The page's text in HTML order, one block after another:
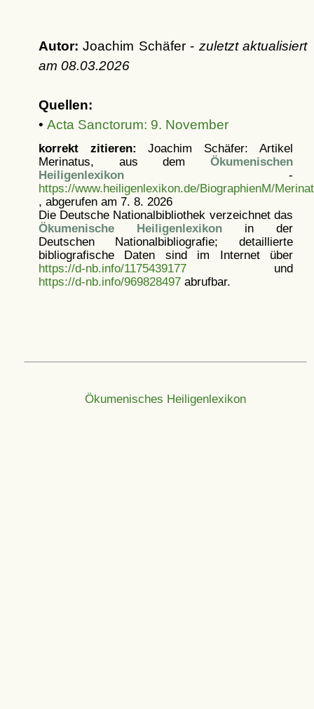
Autor: Joachim Schäfer - zuletzt aktualisiert
am 08.03.2026
Quellen:
• Acta Sanctorum: 9. November
korrekt zitieren: Joachim Schäfer: Artikel
Merinatus, aus dem Ökumenischen
Heiligenlexikon-
https://www.heiligenlexikon.de/BiographienM/
, abgerufen am 7. 8. 2026
Die Deutsche Nationalbibliothek verzeichnet das
Ökumenische Heiligenlexikonin der
Deutschen Nationalbibliografie; detaillierte
bibliografische Daten sind im Internet über
https://d-nb.info/1175439177und
https://d-nb.info/969828497abrufbar.
Ökumenisches Heiligenlexikon